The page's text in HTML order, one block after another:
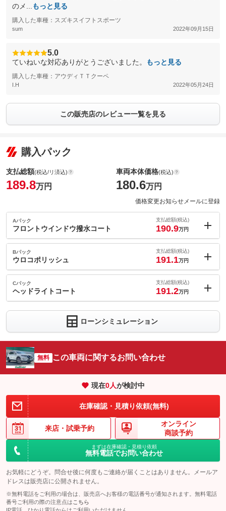
のメ...
もっと見る
購入した車種：スズキスイフトスポーツ
sum 2022年09月15日
5.0
ていねいな対応ありがとうございました。 もっと見る
購入した車種：アウディＴＴクーペ
I.H 2022年05月24日
この販売店のレビュー一覧を見る
購入パック
支払総額(税込/リ済込)
189.8万円
車両本体価格(税込)
180.6万円
価格変更お知らせメールに登録
Aパック
フロントウインドウ撥水コート
支払総額(税込)
190.9万円
内：オプシ
ョン価格
(税込)
車両本体価
180.6万円
トしてくれます。多発する大雨やゲリラ豪雨に備えるためにお勧
めしたい商品です。
このパックの見積もり依頼（無料）
Bパック
ウロコポリッシュ
支払総額(税込)
191.1万円
内：オプシ
ョン価格
(税込)
車両本体価
パック内容
美観をキープする為にお勧めしたい商品です。
備考
このパックの見積もり依頼（無料）
Cパック
ヘッドライトコート
支払総額(税込)
191.2万円
1.4 万円
車両本体価
格
ヘッドライト専用ガラスコーティング『ヘッドライトコート』は
ガラス被膜で黄ばみなどの表面劣化の予防や発止効果で汚れの付
着を抑制する効果が期待できます。
備考 －
このパックの見積もり依頼（無料）
ローンシミュレーション
無料 この車両に関するお問い合わせ
現在0人が検討中
在庫確認・見積り依頼(無料)
来店・ 試乗予約
オンライン
商談予約
まずは在庫確認・見積り依頼
無料電話でお問い合わせ
お気軽にどうぞ。問合せ後に何度もご連絡が届くことはありません。メールア
ドレスは販売店に公開されません。
※無料電話をご利用の場合は、販売店へお客様の電話番号が通知されます。無料電話
番号ご利用の際の注意点は こちら